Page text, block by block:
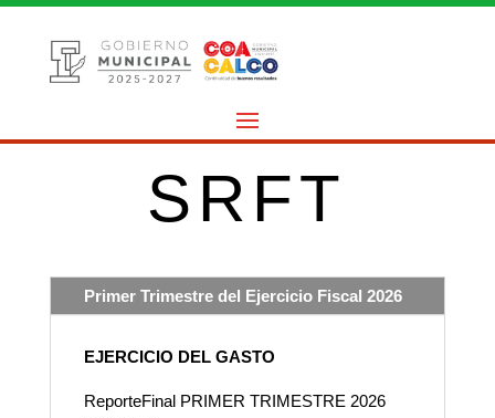
SRFT
Primer Trimestre del Ejercicio Fiscal 2026
EJERCICIO DEL GASTO
ReporteFinal PRIMER TRIMESTRE 2026